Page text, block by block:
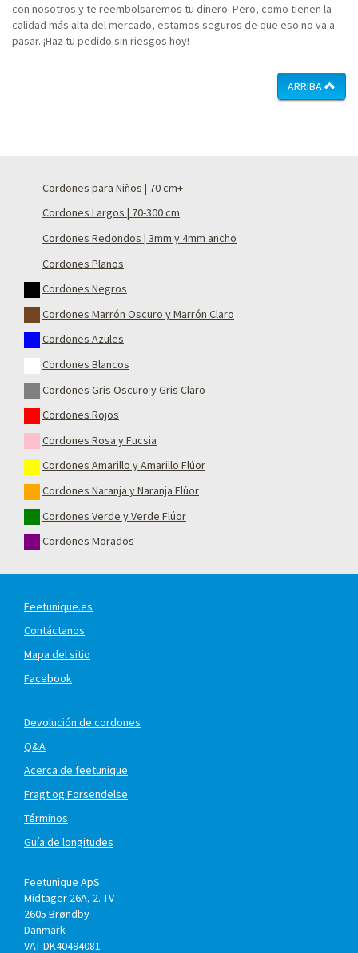
con nosotros y te reembolsaremos tu dinero. Pero, como tienen la
calidad más alta del mercado, estamos seguros de que eso no va a
pasar. ¡Haz tu pedido sin riesgos hoy!
ARRIBA
Cordones para Niños | 70 cm+
Cordones Largos | 70-300 cm
Cordones Redondos | 3mm y 4mm ancho
Cordones Planos
Cordones Negros
Cordones Marrón Oscuro y Marrón Claro
Cordones Azules
Cordones Blancos
Cordones Gris Oscuro y Gris Claro
Cordones Rojos
Cordones Rosa y Fucsia
Cordones Amarillo y Amarillo Flúor
Cordones Naranja y Naranja Flúor
Cordones Verde y Verde Flúor
Cordones Morados
Feetunique.es
Contáctanos
Mapa del sitio
Facebook
Devolución de cordones
Q&A
Acerca de feetunique
Fragt og Forsendelse
Términos
Guía de longitudes
Feetunique ApS
Midtager 26A, 2. TV
2605 Brøndby
Danmark
VAT DK40494081